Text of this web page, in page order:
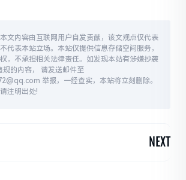
文内容由互联网用户自发贡献，该文观点仅代表
代表本站立场。本站仅提供信息存储空间服务，
，不承担相关法律责任。如发现本站有涉嫌抄袭
规的内容， 请发送邮件至
举报，一经查实，本站将立刻删除。
注明出处!
NEXT